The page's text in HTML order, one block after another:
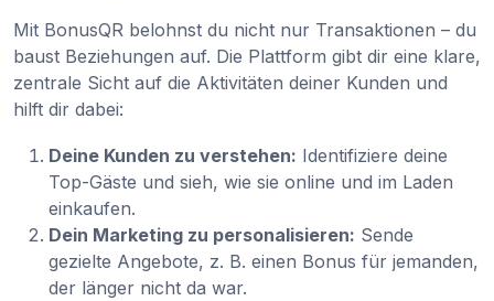
Mit BonusQR belohnst du nicht nur Transaktionen – du
baust Beziehungen auf. Die Plattform gibt dir eine klare,
zentrale Sicht auf die Aktivitäten deiner Kunden und
hilft dir dabei:
Deine Kunden zu verstehen: Identifiziere deine
Top-Gäste und sieh, wie sie online und im Laden
einkaufen.
Dein Marketing zu personalisieren: Sende
gezielte Angebote, z. B. einen Bonus für jemanden,
der länger nicht da war.